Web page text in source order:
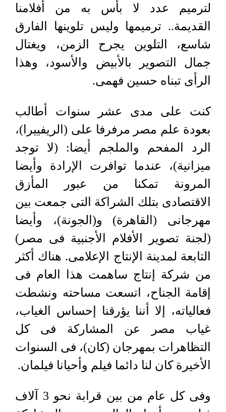
لترميم عدد لا بأس به من أفلامنا
القديمة.. ترميمها وليس تلوينها الفارق
شاسع، التلوين يجرح الزمن، ويغتال
جمال التصوير بالأبيض والأسود، وهذا
الرأى تبناه حسين فهمى.
كنت على مدى عشر سنوات أطالب
بعودة علم مصر مرفرفا على (الريفييرا)،
الرد المفحم والملجم أيضا: (لا توجد
ميزانية)، عندما توافرت الإرادة وأيضا
المرونة تمكنا من عبور المأزق
الاقتصادى بتلك الشراكة التى جمعت بين
مهرجانى (القاهرة) و(الجونة)، وأيضا
(لجنة تصوير الأفلام الأجنبية فى مصر)
التابعة لمدينة الإنتاج الإعلامى. هناك أكثر
من شركة إنتاج ساهمت هذا العام فى
إقامة الجناح، اتسعت مساحته ونشطت
فعالياته، إلا أننا يؤرقنا إحساس الغياب،
غياب مصر عن المشاركة فى كل
التظاهرات بمهرجان (كان)، فى السنوات
الأخيرة كان لنا دائما فيلم وأحيانا فيلمان.
وفى كل عام من بين قرابة نحو 3 آلاف